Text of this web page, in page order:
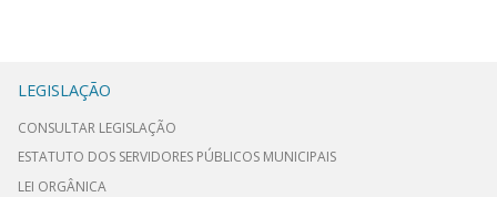
LEGISLAÇÃO
CONSULTAR LEGISLAÇÃO
ESTATUTO DOS SERVIDORES PÚBLICOS MUNICIPAIS
LEI ORGÂNICA